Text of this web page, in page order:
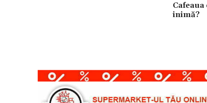
inimă?